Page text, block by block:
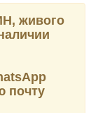
живого
почту